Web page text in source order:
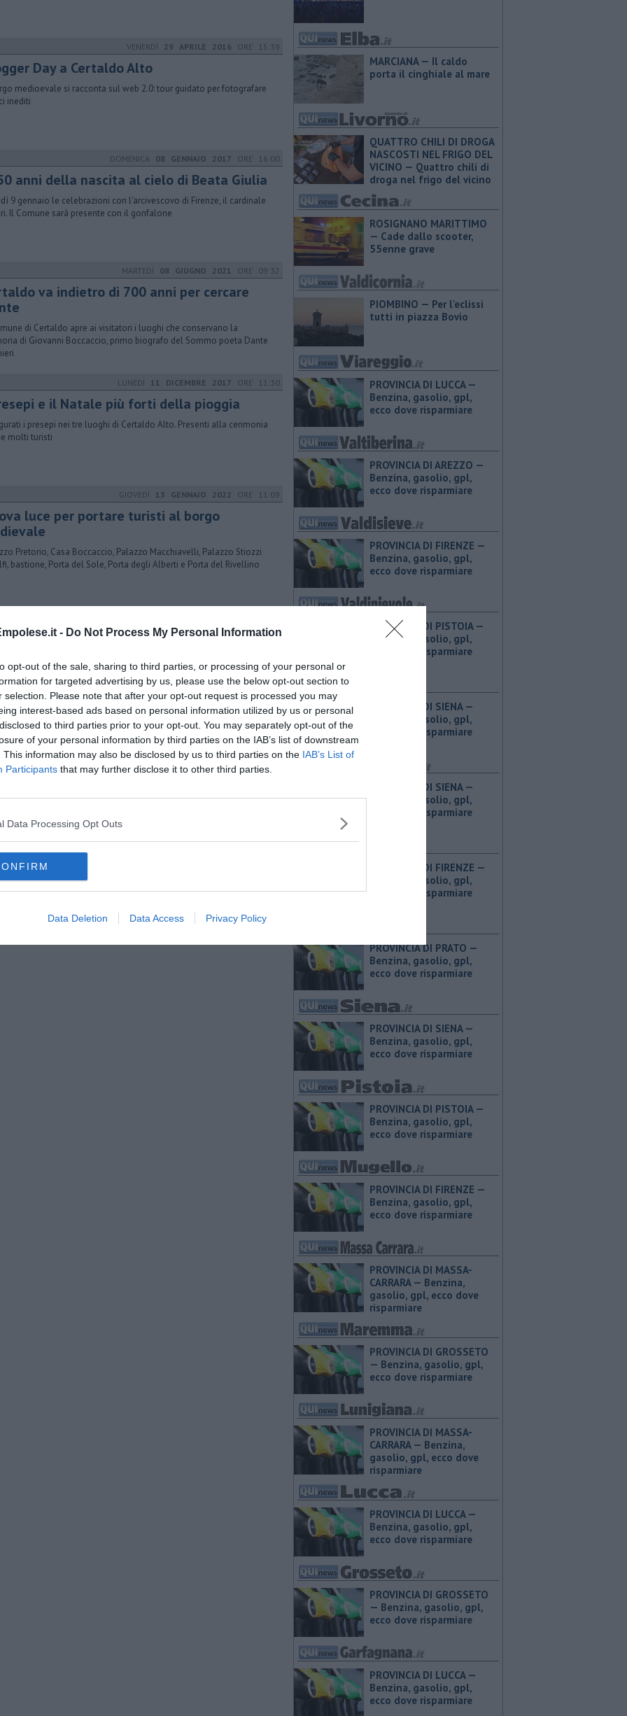
- Do Not Process My Personal Information
opt-out of the sale, sharing to third parties, or processing of your personal or
for targeted advertising by us, please use the below opt-out section to
selection. Please note that after your opt-out request is processed you may
interest-based ads based on personal information utilized by us or personal
to third parties prior to your opt-out. You may separately opt-out of the
of your personal information by third parties on the IAB’s list of downstream
This information may also be disclosed by us to third parties on the IAB’s List of
Participants that may further disclose it to other third parties.
Data Processing Opt Outs
Data Deletion Data Access Privacy Policy
VENERDÌ 29 APRILE 2016 ORE 15:39
Day a Certaldo Alto
medioevale si racconta sul web 2.0: tour guidato per fotografare
inediti
DOMENICA 08 GENNAIO 2017 ORE 16:00
anni della nascita al cielo di Beata Giulia
9 gennaio le celebrazioni con l'arcivescovo di Firenze, il cardinale
Il Comune sarà presente con il gonfalone
MARTEDÌ 08 GIUGNO 2021 ORE 09:32
va indietro di 700 anni per cercare
di Certaldo apre ai visitatori i luoghi che conservano la
di Giovanni Boccaccio, primo biografo del Sommo poeta Dante
LUNEDÌ 11 DICEMBRE 2017 ORE 11:30
e il Natale più forti della pioggia
i presepi nei tre luoghi di Certaldo Alto. Presenti alla cerimonia
molti turisti
GIOVEDÌ 13 GENNAIO 2022 ORE 11:09
luce per portare turisti al borgo
Pretorio, Casa Boccaccio, Palazzo Macchiavelli, Palazzo Stiozzi
bastione, Porta del Sole, Porta degli Alberti e Porta del Rivellino
MARCIANA — Il caldo
porta il cinghiale al mare
QUATTRO CHILI DI DROGA
NASCOSTI NEL FRIGO DEL
VICINO — Quattro chili di
droga nel frigo del vicino
ROSIGNANO MARITTIMO
— Cade dallo scooter,
55enne grave
PIOMBINO — Per l'eclissi
tutti in piazza Bovio
PROVINCIA DI LUCCA — ​
Benzina, gasolio, gpl,
ecco dove risparmiare
PROVINCIA DI AREZZO — ​
Benzina, gasolio, gpl,
ecco dove risparmiare
PROVINCIA DI FIRENZE — ​
Benzina, gasolio, gpl,
ecco dove risparmiare
PROVINCIA DI PISTOIA — ​
Benzina, gasolio, gpl,
ecco dove risparmiare
PROVINCIA DI SIENA — ​
Benzina, gasolio, gpl,
ecco dove risparmiare
PROVINCIA DI SIENA — ​
Benzina, gasolio, gpl,
ecco dove risparmiare
PROVINCIA DI FIRENZE — ​
Benzina, gasolio, gpl,
ecco dove risparmiare
PROVINCIA DI PRATO — ​
Benzina, gasolio, gpl,
ecco dove risparmiare
PROVINCIA DI SIENA — ​
Benzina, gasolio, gpl,
ecco dove risparmiare
PROVINCIA DI PISTOIA — ​
Benzina, gasolio, gpl,
ecco dove risparmiare
PROVINCIA DI FIRENZE — ​
Benzina, gasolio, gpl,
ecco dove risparmiare
PROVINCIA DI MASSA-
CARRARA — ​Benzina,
gasolio, gpl, ecco dove
risparmiare
PROVINCIA DI GROSSETO
— ​Benzina, gasolio, gpl,
ecco dove risparmiare
PROVINCIA DI MASSA-
CARRARA — ​Benzina,
gasolio, gpl, ecco dove
risparmiare
PROVINCIA DI LUCCA — ​
Benzina, gasolio, gpl,
ecco dove risparmiare
PROVINCIA DI GROSSETO
— ​Benzina, gasolio, gpl,
ecco dove risparmiare
PROVINCIA DI LUCCA — ​
Benzina, gasolio, gpl,
ecco dove risparmiare